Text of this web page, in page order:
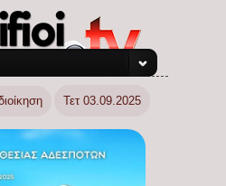
Τετ 03.09.2025